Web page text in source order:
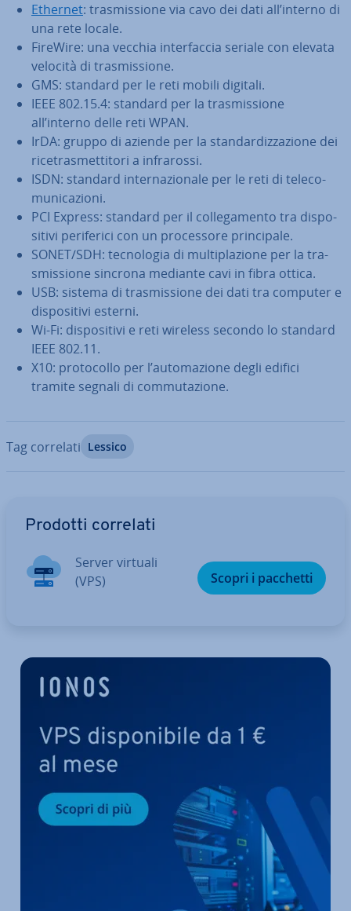
Ethernet: tra­smis­sio­ne via cavo dei dati all’interno di
una rete locale.
FireWire: una vecchia in­ter­fac­cia seriale con elevata
velocità di tra­smis­sio­ne.
GMS: standard per le reti mobili digitali.
IEEE 802.15.4: standard per la tra­smis­sio­ne
all’interno delle reti WPAN.
IrDA: gruppo di aziende per la stan­dar­diz­za­zio­ne dei
ri­ce­tra­smet­ti­to­ri a in­fra­ros­si.
ISDN: standard in­ter­na­zio­na­le per le reti di te­le­co­
mu­ni­ca­zio­ni.
PCI Express: standard per il col­le­ga­men­to tra di­spo­
si­ti­vi pe­ri­fe­ri­ci con un pro­ces­so­re prin­ci­pa­le.
SONET/SDH: tec­no­lo­gia di mul­ti­pla­zio­ne per la tra­
smis­sio­ne sincrona mediante cavi in fibra ottica.
USB: sistema di tra­smis­sio­ne dei dati tra computer e
di­spo­si­ti­vi esterni.
Wi-Fi: di­spo­si­ti­vi e reti wireless secondo lo standard
IEEE 802.11.
X10: pro­to­col­lo per l’au­to­ma­zio­ne degli edifici
tramite segnali di com­mu­ta­zio­ne.
Tag correlati Lessico
Prodotti correlati
Server virtuali
(VPS)
Scopri i pacchetti